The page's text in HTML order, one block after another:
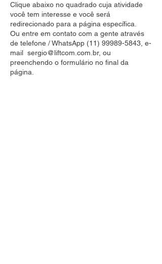
Clique abaixo no quadrado cuja atividade
você tem interesse e você será
redirecionado para a página específica.
Ou entre em contato com a gente através
de telefone / WhatsApp (11) 99989-5843 , e-
mail sergio@liftcom.com.br, ou
preenchendo o formulário no final da
página.